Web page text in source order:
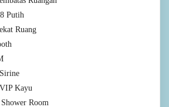
Putih
Ruang
Kayu
Room